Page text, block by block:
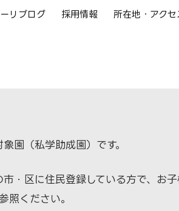
リブログ 採用情報 所在地・アクセ
園（私学助成園）です。
・区に住民登録している方で、お
照ください。